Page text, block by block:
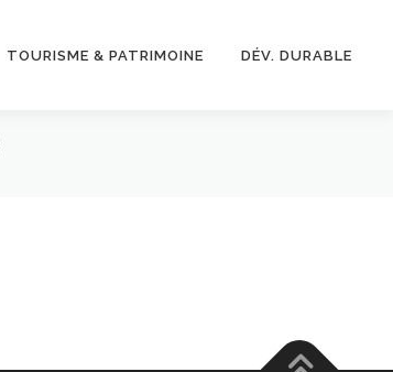
TOURISME & PATRIMOINE DÉV. DURABLE